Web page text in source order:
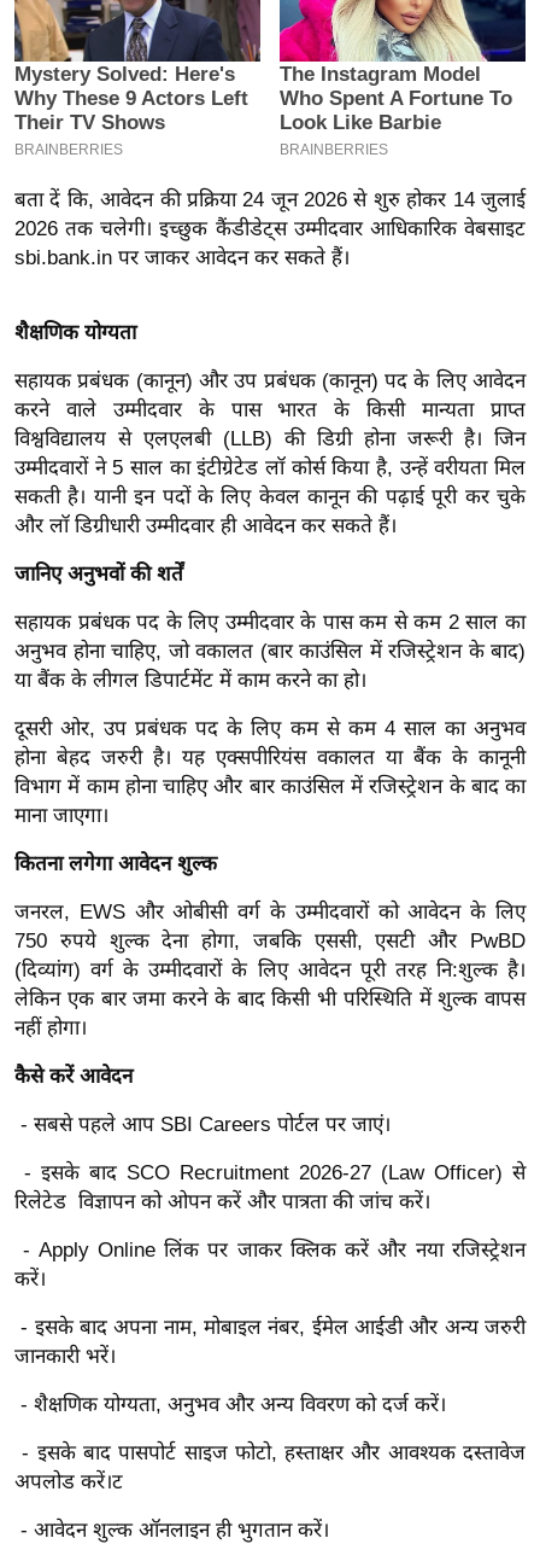
इ
म
ई
-
पे
प
र
मि
ल
बे
मि
सा
ल
श
य
त
यं
ग
डि
या
सा
त्य
ज
ग
त
ऑ
टो
व
न्यू
ज
ब्री
म
ज
न
ग
त
बॉ
बता दें कि, आवेदन की प्रक्रिया 24 जून 2026 से शुरु होकर 14 जुलाई
2026 तक चलेगी। इच्छुक कैंडीडेट्स उम्मीदवार आधिकारिक वेबसाइट
sbi.bank.in पर जाकर आवेदन कर सकते हैं।
शैक्षणिक योग्यता
सहायक प्रबंधक (कानून) और उप प्रबंधक (कानून) पद के लिए आवेदन
करने वाले उम्मीदवार के पास भारत के किसी मान्यता प्राप्त
विश्वविद्यालय से एलएलबी (LLB) की डिग्री होना जरूरी है। जिन
उम्मीदवारों ने 5 साल का इंटीग्रेटेड लॉ कोर्स किया है, उन्हें वरीयता मिल
सकती है। यानी इन पदों के लिए केवल कानून की पढ़ाई पूरी कर चुके
और लॉ डिग्रीधारी उम्मीदवार ही आवेदन कर सकते हैं।
जानिए अनुभवों की शर्तें
सहायक प्रबंधक पद के लिए उम्मीदवार के पास कम से कम 2 साल का
अनुभव होना चाहिए, जो वकालत (बार काउंसिल में रजिस्ट्रेशन के बाद)
या बैंक के लीगल डिपार्टमेंट में काम करने का हो।
दूसरी ओर, उप प्रबंधक पद के लिए कम से कम 4 साल का अनुभव
होना बेहद जरुरी है। यह एक्सपीरियंस वकालत या बैंक के कानूनी
विभाग में काम होना चाहिए और बार काउंसिल में रजिस्ट्रेशन के बाद का
माना जाएगा।
कितना लगेगा आवेदन शुल्क
जनरल, EWS और ओबीसी वर्ग के उम्मीदवारों को आवेदन के लिए
750 रुपये शुल्क देना होगा, जबकि एससी, एसटी और PwBD
(दिव्यांग) वर्ग के उम्मीदवारों के लिए आवेदन पूरी तरह नि:शुल्क है।
लेकिन एक बार जमा करने के बाद किसी भी परिस्थिति में शुल्क वापस
नहीं होगा।
कैसे करें आवेदन
- सबसे पहले आप SBI Careers पोर्टल पर जाएं।
- इसके बाद SCO Recruitment 2026-27 (Law Officer) से
रिलेटेड विज्ञापन को ओपन करें और पात्रता की जांच करें।
- Apply Online लिंक पर जाकर क्लिक करें और नया रजिस्ट्रेशन
करें।
- इसके बाद अपना नाम, मोबाइल नंबर, ईमेल आईडी और अन्य जरुरी
जानकारी भरें।
- शैक्षणिक योग्यता, अनुभव और अन्य विवरण को दर्ज करें।
- इसके बाद पासपोर्ट साइज फोटो, हस्ताक्षर और आवश्यक दस्तावेज
अपलोड करें।ट
- आवेदन शुल्क ऑनलाइन ही भुगतान करें।